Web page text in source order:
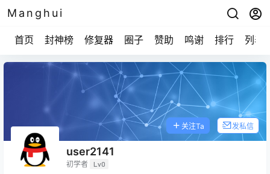
Manghui
首页 封神榜 修复器 圈子 赞助 鸣谢 排行 列表
user2141
初学者 Lv0
关注Ta 发私信